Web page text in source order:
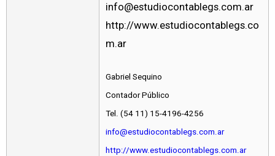
info@estudiocontablegs.com.ar
http://www.estudiocontablegs.co
m.ar
Gabriel Sequino
Contador Público
Tel. (54 11) 15-4196-4256
info@estudiocontablegs.com.ar
http://www.estudiocontablegs.com.ar